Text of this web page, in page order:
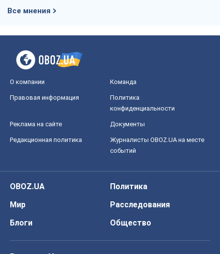
Все мнения
О компании Команда
Правовая информация
Политика
конфиденциальности
Реклама на сайте Документы
Редакционная политика
Журналисты OBOZ.UA на месте
событий
OBOZ.UA
Политика
Мир
Расследования
Блоги
Общество